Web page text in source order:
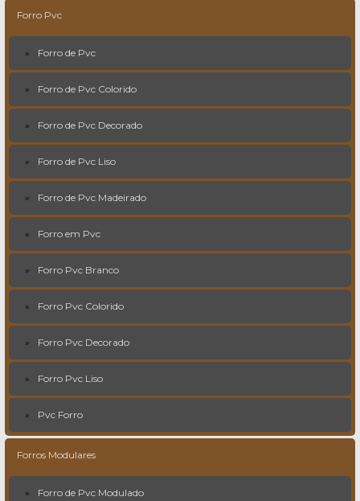
Forro Pvc
Forro de Pvc
Forro de Pvc Colorido
Forro de Pvc Decorado
Forro de Pvc Liso
Forro de Pvc Madeirado
Forro em Pvc
Forro Pvc Branco
Forro Pvc Colorido
Forro Pvc Decorado
Forro Pvc Liso
Pvc Forro
Forros Modulares
Forro de Pvc Modulado